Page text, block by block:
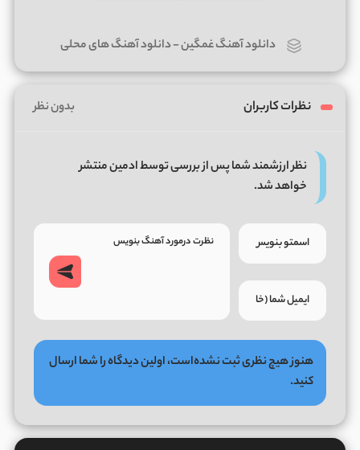
دانلود آهنگ غمگین-دانلود آهنگ های محلی
نظرات کاربران بدون نظر
نظر ارزشمند شما پس از بررسی توسط ادمین منتشر
خواهد شد.
هنوز هیچ نظری ثبت نشده‌است، اولین دیدگاه را شما ارسال
کنید.